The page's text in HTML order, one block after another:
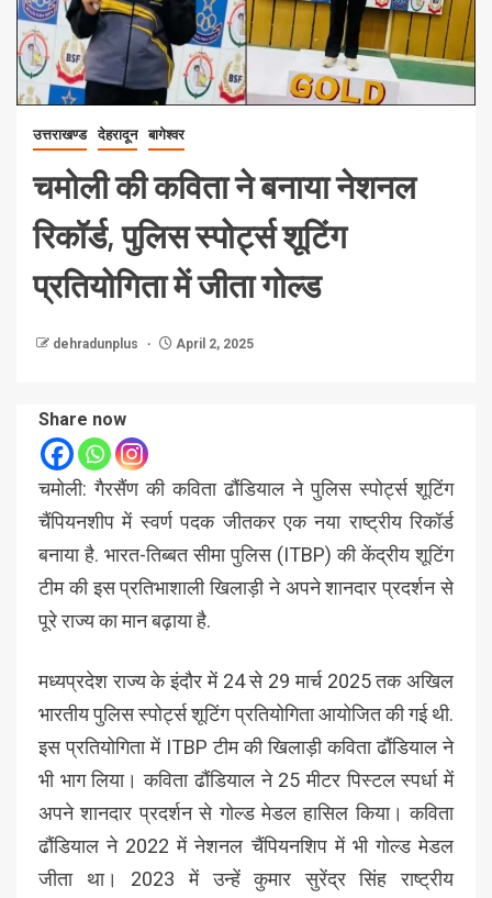
उत्तराखण्ड देहरादून बागेश्वर
चमोली की कविता ने बनाया नेशनल
रिकॉर्ड, पुलिस स्पोर्ट्स शूटिंग
प्रतियोगिता में जीता गोल्ड
dehradunplus April 2, 2025
Share now
चमोली: गैरसैंण की कविता ढौंडियाल ने पुलिस स्पोर्ट्स शूटिंग
चैंपियनशीप में स्वर्ण पदक जीतकर एक नया राष्ट्रीय रिकॉर्ड
बनाया है. भारत-तिब्बत सीमा पुलिस (ITBP) की केंद्रीय शूटिंग
टीम की इस प्रतिभाशाली खिलाड़ी ने अपने शानदार प्रदर्शन से
पूरे राज्य का मान बढ़ाया है.
मध्यप्रदेश राज्य के इंदौर में 24 से 29 मार्च 2025 तक अखिल
भारतीय पुलिस स्पोर्ट्स शूटिंग प्रतियोगिता आयोजित की गई थी.
इस प्रतियोगिता में ITBP टीम की खिलाड़ी कविता ढौंडियाल ने
भी भाग लिया। कविता ढौंडियाल ने 25 मीटर पिस्टल स्पर्धा में
अपने शानदार प्रदर्शन से गोल्ड मेडल हासिल किया। कविता
ढौंडियाल ने 2022 में नेशनल चैंपियनशिप में भी गोल्ड मेडल
जीता था। 2023 में उन्हें कुमार सुरेंद्र सिंह राष्ट्रीय